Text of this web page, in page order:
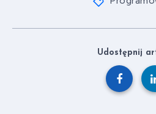
Udostępnij